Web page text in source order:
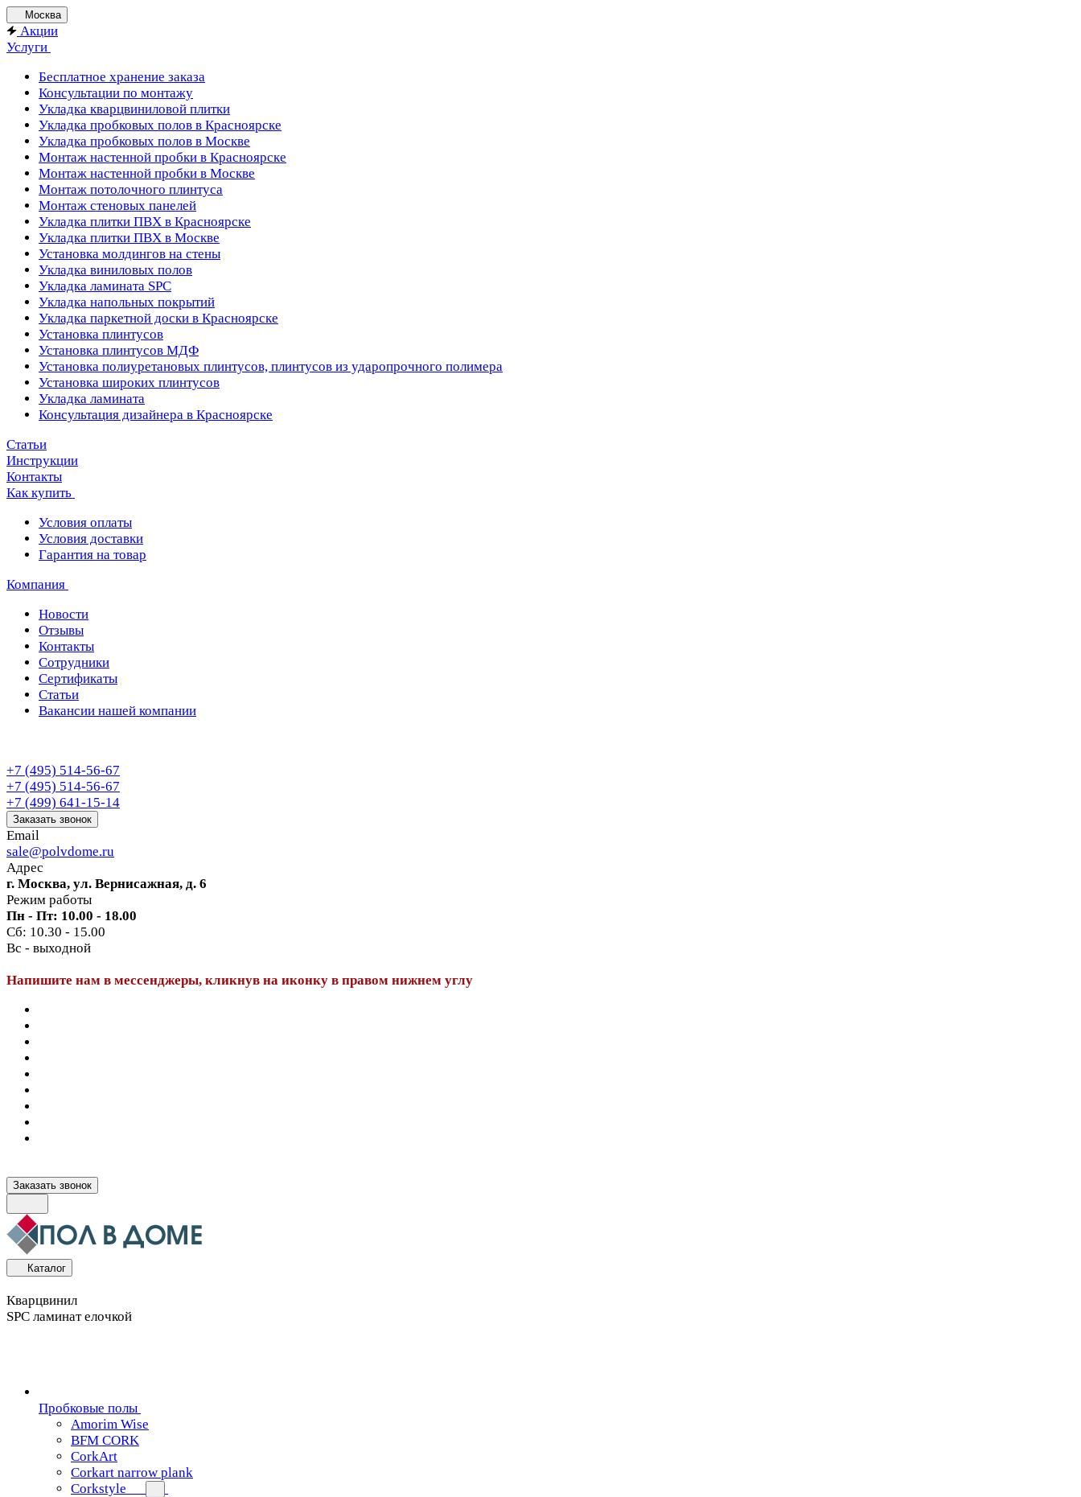
Москва
Акции
Услуги
Бесплатное хранение заказа
Консультации по монтажу
Укладка кварцвиниловой плитки
Укладка пробковых полов в Красноярске
Укладка пробковых полов в Москве
Монтаж настенной пробки в Красноярске
Монтаж настенной пробки в Москве
Монтаж потолочного плинтуса
Монтаж стеновых панелей
Укладка плитки ПВХ в Красноярске
Укладка плитки ПВХ в Москве
Установка молдингов на стены
Укладка виниловых полов
Укладка ламината SPC
Укладка напольных покрытий
Укладка паркетной доски в Красноярске
Установка плинтусов
Установка плинтусов МДФ
Установка полиуретановых плинтусов, плинтусов из ударопрочного полимера
Установка широких плинтусов
Укладка ламината
Консультация дизайнера в Красноярске
Статьи
Инструкции
Контакты
Как купить
Условия оплаты
Условия доставки
Гарантия на товар
Компания
Новости
Отзывы
Контакты
Сотрудники
Сертификаты
Статьи
Вакансии нашей компании
+7 (495) 514-56-67
+7 (495) 514-56-67
+7 (499) 641-15-14
Заказать звонок
Email
sale@polvdome.ru
Адрес
г. Москва, ул. Вернисажная, д. 6
Режим работы
Пн - Пт: 10.00 - 18.00
Сб: 10.30 - 15.00
Вс - выходной
Напишите нам в мессенджеры, кликнув на иконку в правом нижнем углу
Заказать звонок
Каталог
Кварцвинил
SPC ламинат елочкой
Пробковые полы
Amorim Wise
BFM CORK
CorkArt
Corkart narrow plank
Corkstyle